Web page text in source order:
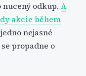
odkup. A
akcie během
nejasné
propadne o